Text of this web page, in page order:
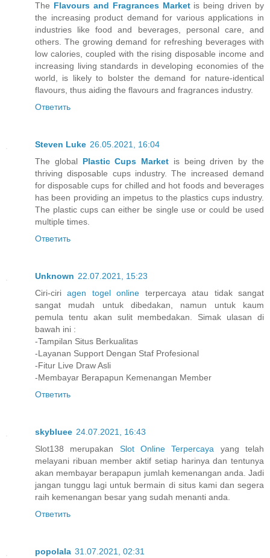
The Flavours and Fragrances Marketis being driven by
the increasing product demand for various applications in
industries like food and beverages, personal care, and
others. The growing demand for refreshing beverages with
low calories, coupled with the rising disposable income and
increasing living standards in developing economies of the
world, is likely to bolster the demand for nature-identical
flavours, thus aiding the flavours and fragrances industry.
Ответить
Steven Luke 26.05.2021, 16:04
The global Plastic Cups Market is being driven by the
thriving disposable cups industry. The increased demand
for disposable cups for chilled and hot foods and beverages
has been providing an impetus to the plastics cups industry.
The plastic cups can either be single use or could be used
multiple times.
Ответить
Unknown 22.07.2021, 15:23
Ciri-ciriagen togel online terpercaya atau tidak sangat
sangat mudah untuk dibedakan, namun untuk kaum
pemula tentu akan sulit membedakan. Simak ulasan di
bawah ini :
-Tampilan Situs Berkualitas
-Layanan Support Dengan Staf Profesional
-Fitur Live Draw Asli
-Membayar Berapapun Kemenangan Member
Ответить
skybluee 24.07.2021, 16:43
Slot138 merupakan Slot Online Terpercaya yang telah
melayani ribuan member aktif setiap harinya dan tentunya
akan membayar berapapun jumlah kemenangan anda. Jadi
jangan tunggu lagi untuk bermain di situs kami dan segera
raih kemenangan besar yang sudah menanti anda.
Ответить
popolala 31.07.2021, 02:31